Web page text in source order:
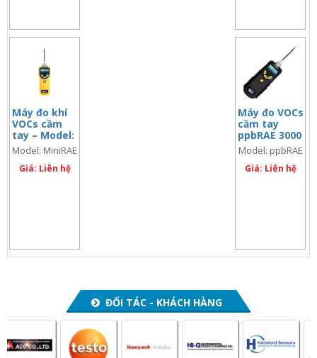
Máy đo khí
VOCs cầm
tay – Model:
miniRAE
3000 PGM-
7320
Model: MiniRAE
3000 PGM-7320
Giá: Liên hệ
Máy đo VOCs
cầm tay
ppbRAE 3000
PGM 7340
Model: ppbRAE
3000 PGM 7340
Giá: Liên hệ
ĐỐI TÁC - KHÁCH HÀNG